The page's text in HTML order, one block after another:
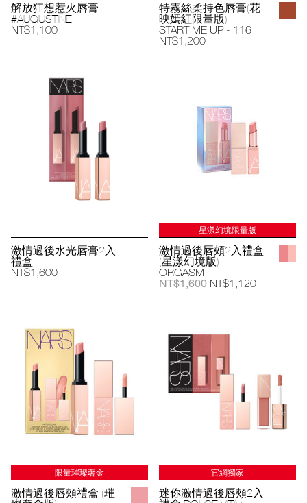
解放狂想惹火唇膏
#AUGUSTINE
NT$1,100
特霧絲柔持色唇膏(花
映嫣紅限量版)
START ME UP - 116
NT$1,200
激情過後水光唇膏2入
禮盒
NT$1,600
星漾幻境限量版
激情過後唇頰2入禮盒
(星漾幻境版)
ORGASM
NT$1,600NT$1,120
限量璀璨奢金
激情過後唇頰禮盒 (璀
官網獨家
迷你激情過後唇頰2入